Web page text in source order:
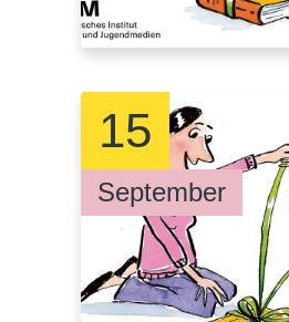
15
September